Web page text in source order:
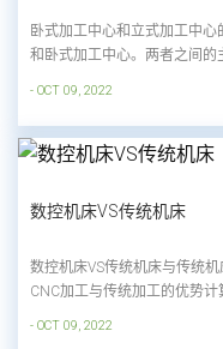
卧式加工中心和立式加工中
和卧式加工中心。两者之间
立式还是卧式主要看加工对象
- OCT 09, 2022
数控机床VS传统机床
数控机床VS传统机床与传统
CNC加工与传统加工的优势
- OCT 09, 2022